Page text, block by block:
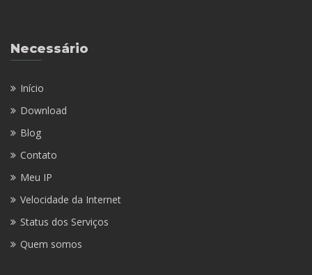
Necessário
Início
Download
Blog
Contato
Meu IP
Velocidade da Internet
Status dos Serviços
Quem somos